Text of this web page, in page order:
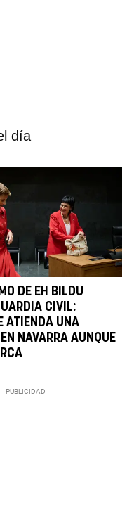
día
DE EH BILDU
CIVIL:
ATIENDA UNA
NAVARRA AUNQUE